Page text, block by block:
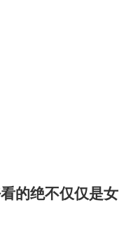
的绝不仅仅是女